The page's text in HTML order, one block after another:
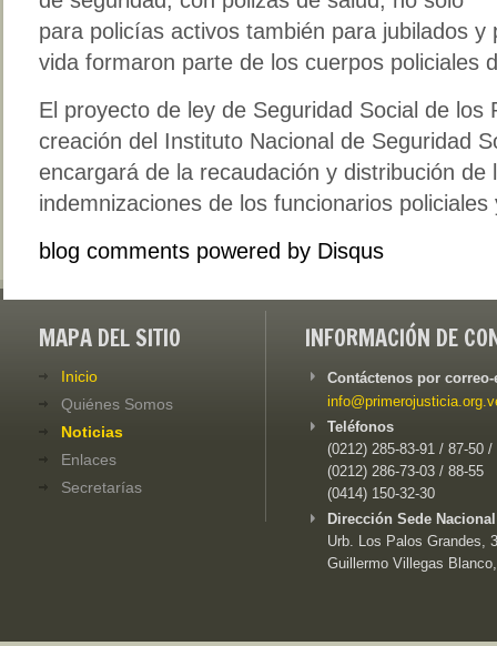
para policías activos también para jubilados y
vida formaron parte de los cuerpos policiales
El proyecto de ley de Seguridad Social de los
creación del Instituto Nacional de Seguridad
encargará de la recaudación y distribución de
indemnizaciones de los funcionarios
blog comments powered by Disqus
MAPA DEL SITIO
Inicio
Quiénes Somos
Noticias
Enlaces
Secretarías
INFORMACIÓN DE
Contáctenos por
Teléfonos
(0212) 285-83-91 / 87-50 /
(0212) 286-73-03 / 88-55
(0414) 150-32-30
Dirección Sede
Urb. Los Palos Grandes,
Guillermo Villegas